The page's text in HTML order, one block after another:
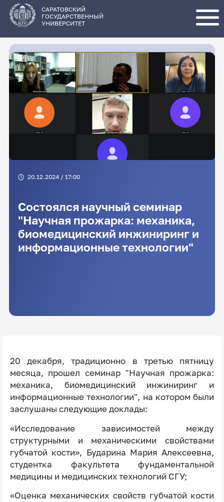
основному
содержанию
САРАТОВСКИЙ
ГОСУДАРСТВЕННЫЙ
УНИВЕРСИТЕТ
20.12.2024 / 17:00
Состоялся научный семинар
"Научная прожарка: механика,
биомедицинский инжиниринг и
информационные технологии"
20 декабря, традиционно в третью пятницу
месяца, прошел семинар "Научная прожарка:
механика, биомедицинский инжиниринг и
информационные технологии", на котором были
заслушаны следующие доклады:
«Исследование зависимостей между
структурными и механическими свойствами
губчатой кости», Бударина Мария Алексеевна,
студентка факультета фундаментальной
медицины и медицинских технологий СГУ;
«Оценка механических свойств губчатой кости